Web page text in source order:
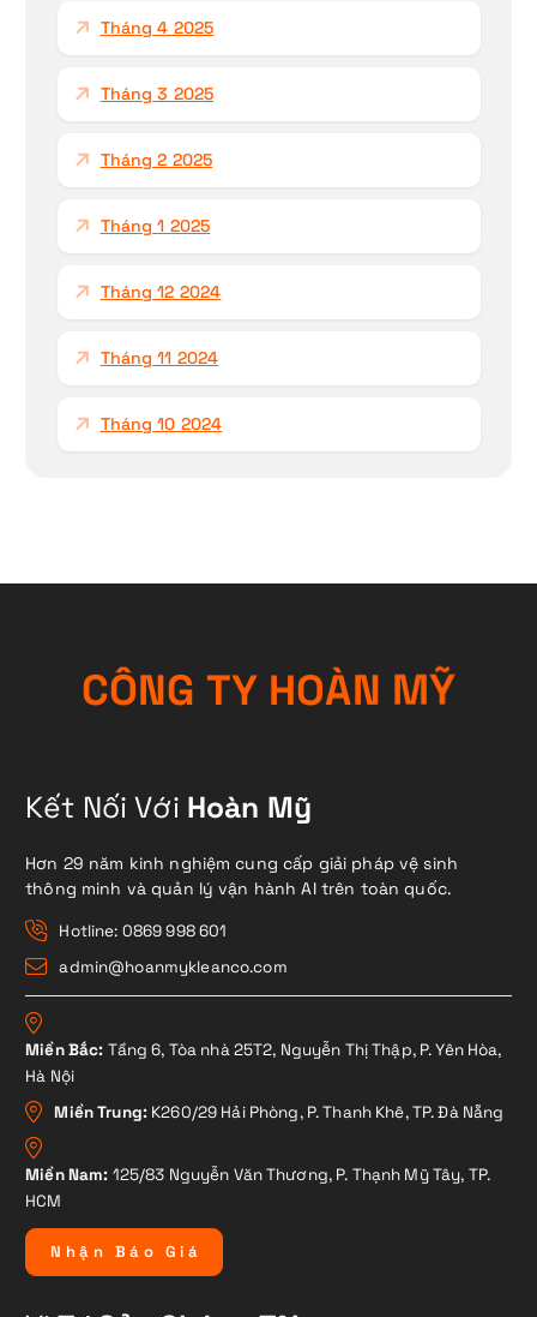
Tháng 4 2025
Tháng 3 2025
Tháng 2 2025
Tháng 1 2025
Tháng 12 2024
Tháng 11 2024
Tháng 10 2024
CÔNG TY HOÀN MỸ
Kết Nối Với Hoàn Mỹ
Hơn 29 năm kinh nghiệm cung cấp giải pháp vệ sinh
thông minh và quản lý vận hành AI trên toàn quốc.
Hotline: 0869 998 601
admin@hoanmykleanco.com
Miền Bắc: Tầng 6, Tòa nhà 25T2, Nguyễn Thị Thập, P. Yên Hòa,
Hà Nội
Miền Trung: K260/29 Hải Phòng, P. Thanh Khê, TP. Đà Nẵng
Miền Nam: 125/83 Nguyễn Văn Thương, P. Thạnh Mỹ Tây, TP.
HCM
N hậ n B á o G i á